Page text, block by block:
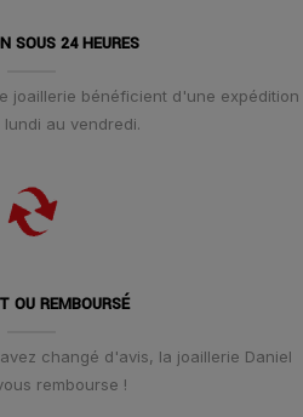
SOUS 24 HEURES
joaillerie bénéficient d'une expédition
au vendredi.
OU REMBOURSÉ
changé d'avis, la joaillerie Daniel
rembourse !